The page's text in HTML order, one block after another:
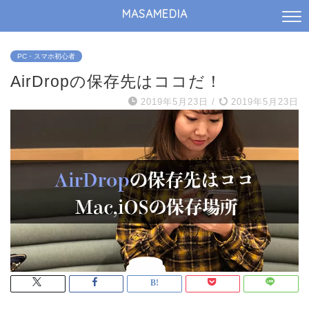
MASAMEDIA
PC・スマホ初心者
AirDropの保存先はココだ！
2019年5月23日 / 2019年5月23日